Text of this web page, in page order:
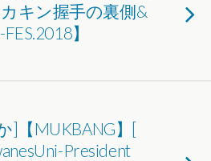
キン握手の裏側&
】
]【MUKBANG】[
President